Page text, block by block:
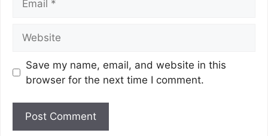
Save my name, email, and website in this
browser for the next time I comment.